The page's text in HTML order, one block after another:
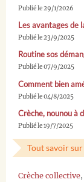
Publié le 29/1/2026
Les avantages de
Publié le 23/9/2025
Routine sos
Publié le 07/9/2025
Comment bien
Publié le 04/8/2025
Crèche, nounou à
Publié le 19/7/2025
Tout savoir
Crèche collective,